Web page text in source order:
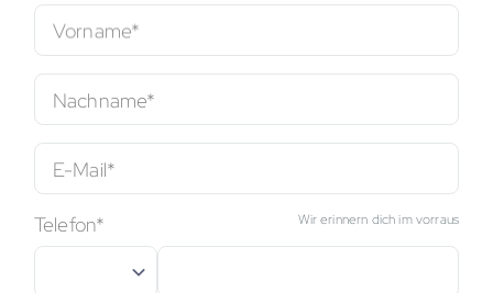
Vorname*
Nachname*
E-Mail*
Telefon* Wir erinnern dich im vorraus